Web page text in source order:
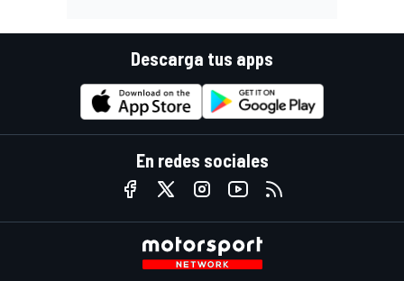
Descarga tus apps
En redes sociales